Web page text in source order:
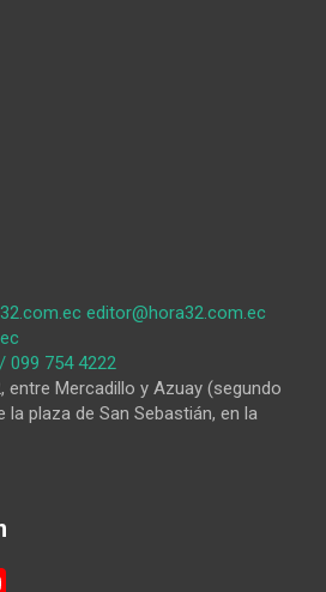
editor@hora32.com.ec
099 754 4222
entre Mercadillo y Azuay (segundo
plaza de San Sebastián, en la